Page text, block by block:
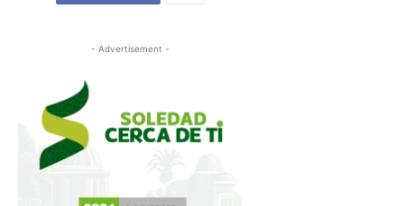
- Advertisement -